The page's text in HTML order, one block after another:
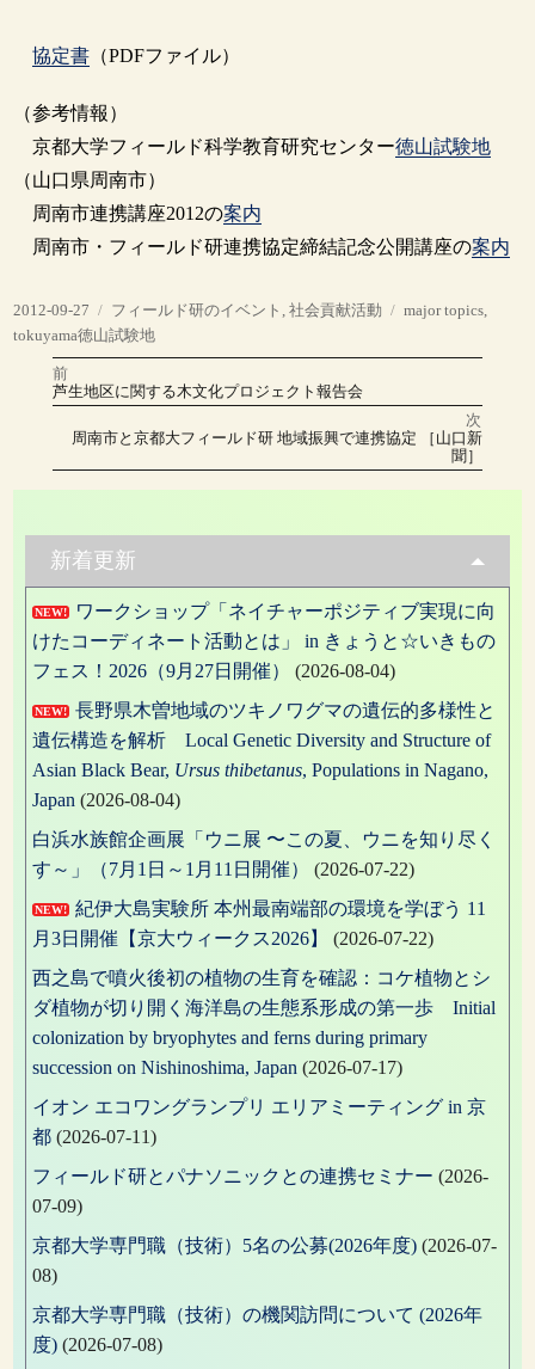
協定書 （PDFファイル）
（参考情報）
京都大学フィールド科学教育研究センター徳山試験地
（山口県周南市）
周南市連携講座2012の案内
周南市・フィールド研連携協定締結記念公開講座の案内
投
稿
2012-09-27
カ
テ
ゴ
リ
ー
フィールド研のイベント ,社会貢献活動
タ
major topics,
tokuyama徳山試験地
投
ゲ
ー
シ
ョ
前
前
の
芦生地区に関する木文化プロジェクト報告会
次
周南市と京都大フィールド研 地域振興で連携協定 ［山口新
聞］
新着更新
NEW!
ワークショップ「ネイチャーポジティブ実現に向
けたコーディネート活動とは」 in きょうと☆いきもの
フェス！2026（9月27日開催）
(2026-08-04)
NEW!
長野県木曽地域のツキノワグマの遺伝的多様性と
遺伝構造を解析 Local Genetic Diversity and Structure of
Asian Black Bear, Ursus thibetanus, Populations in Nagano,
Japan (2026-08-04)
白浜水族館企画展「ウニ展 〜この夏、ウニを知り尽く
す～」（7月1日～1月11日開催）
(2026-07-22)
NEW!
紀伊大島実験所 本州最南端部の環境を学ぼう 11
月3日開催【京大ウィークス2026】
(2026-07-22)
西之島で噴火後初の植物の生育を確認：コケ植物とシ
ダ植物が切り開く海洋島の生態系形成の第一歩 Initial
colonization by bryophytes and ferns during primary
succession on Nishinoshima, Japan (2026-07-17)
イオン エコワングランプリ エリアミーティング in 京
都 (2026-07-11)
フィールド研とパナソニックとの連携セミナー (2026-
07-09)
京都大学専門職（技術）5名の公募(2026年度) (2026-07-
08)
京都大学専門職（技術）の機関訪問について (2026年
度) (2026-07-08)